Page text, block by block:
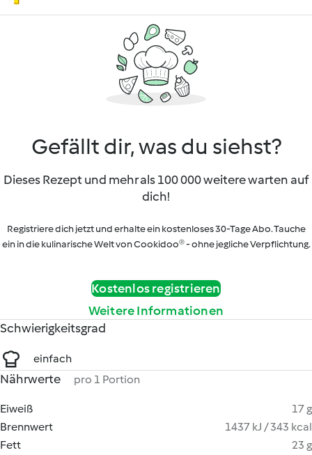
Gefällt dir, was du siehst?
Dieses Rezept und mehr als 100 000 weitere warten auf
dich!
Registriere dich jetzt und erhalte ein kostenloses 30-Tage Abo. Tauche
ein in die kulinarische Welt von Cookidoo® - ohne jegliche Verpflichtung.
Kostenlos registrieren
Weitere Informationen
Schwierigkeitsgrad
einfach
Nährwerte pro 1 Portion
Eiweiß
17 g
Brennwert
1437 kJ / 343 kcal
Fett
23 g